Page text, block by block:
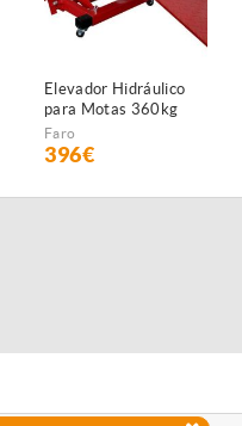
Elevador Hidráulico
para Motas 360kg
Faro
396€